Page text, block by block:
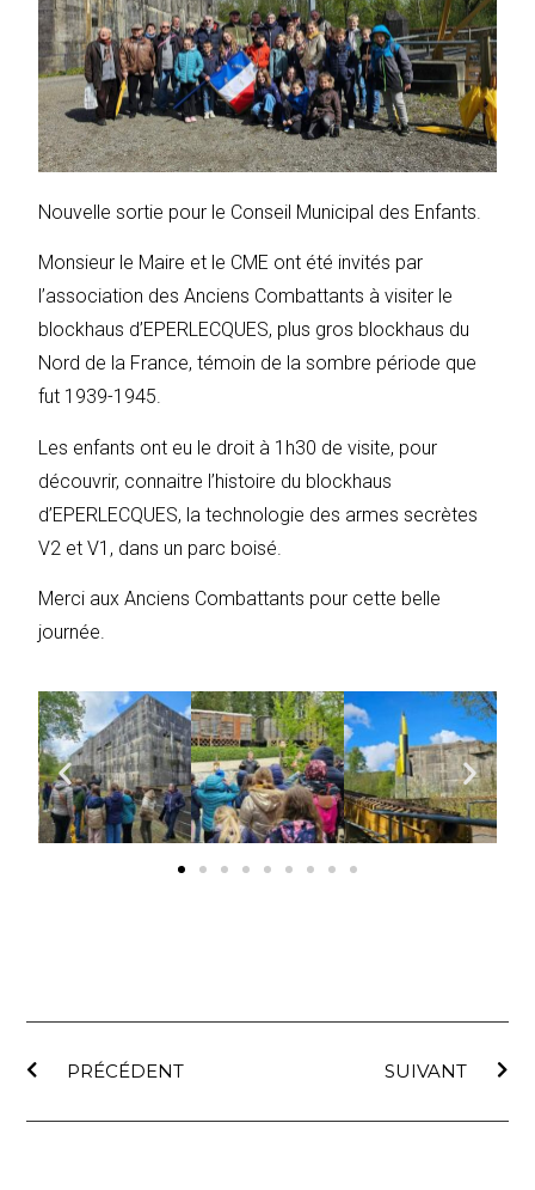
Nouvelle sortie pour le Conseil Municipal des Enfants.
Monsieur le Maire et le CME ont été invités par
l’association des Anciens Combattants à visiter le
blockhaus d’EPERLECQUES, plus gros blockhaus du
Nord de la France, témoin de la sombre période que
fut 1939-1945.
Les enfants ont eu le droit à 1h30 de visite, pour
découvrir, connaitre l’histoire du blockhaus
d’EPERLECQUES, la technologie des armes secrètes
V2 et V1, dans un parc boisé.
Merci aux Anciens Combattants pour cette belle
journée.
PRÉCÉDENT SUIVANT